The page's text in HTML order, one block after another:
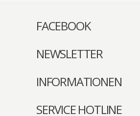
FACEBOOK
NEWSLETTER
INFORMATIONEN
SERVICE HOTLINE